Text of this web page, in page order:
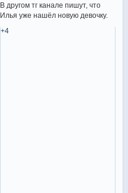
В другом тг канале пишут, что
Илья уже нашёл новую девочку.
+4